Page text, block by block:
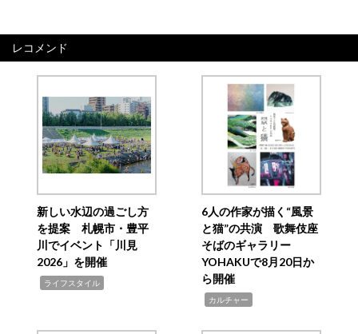
レコメンド
新しい水辺の過ごし方
を提案 札幌市・豊平
川でイベント「川見
2026」を開催
ライフスタイル
6人の作家が描く“風景
と猫”の共演 歌舞伎座
そばのギャラリー
YOHAKUで8月20日か
ら開催
カルチャー